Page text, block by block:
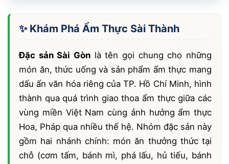
✨ Khám Phá Ẩm Thực Sài Thành
Đặc sản Sài Gòn là tên gọi chung cho những
món ăn, thức uống và sản phẩm ẩm thực mang
dấu ấn văn hóa riêng của TP. Hồ Chí Minh, hình
thành qua quá trình giao thoa ẩm thực giữa các
vùng miền Việt Nam cùng ảnh hưởng ẩm thực
Hoa, Pháp qua nhiều thế hệ. Nhóm đặc sản này
gồm hai nhánh chính: món ăn thưởng thức tại
chỗ (cơm tấm, bánh mì, phá lấu, hủ tiếu, bánh